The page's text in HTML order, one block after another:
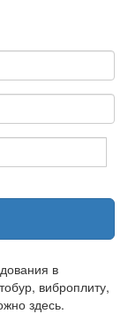
в
виброплиту,
здесь.